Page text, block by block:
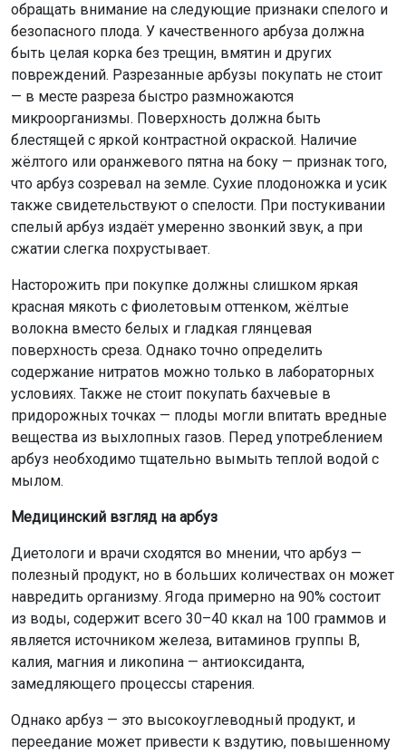
обращать внимание на следующие признаки спелого и
безопасного плода. У качественного арбуза должна
быть целая корка без трещин, вмятин и других
повреждений. Разрезанные арбузы покупать не стоит
— в месте разреза быстро размножаются
микроорганизмы. Поверхность должна быть
блестящей с яркой контрастной окраской. Наличие
жёлтого или оранжевого пятна на боку — признак того,
что арбуз созревал на земле. Сухие плодоножка и усик
также свидетельствуют о спелости. При постукивании
спелый арбуз издаёт умеренно звонкий звук, а при
сжатии слегка похрустывает.
Насторожить при покупке должны слишком яркая
красная мякоть с фиолетовым оттенком, жёлтые
волокна вместо белых и гладкая глянцевая
поверхность среза. Однако точно определить
содержание нитратов можно только в лабораторных
условиях. Также не стоит покупать бахчевые в
придорожных точках — плоды могли впитать вредные
вещества из выхлопных газов. Перед употреблением
арбуз необходимо тщательно вымыть теплой водой с
мылом.
Медицинский взгляд на арбуз
Диетологи и врачи сходятся во мнении, что арбуз —
полезный продукт, но в больших количествах он может
навредить организму. Ягода примерно на 90% состоит
из воды, содержит всего 30–40 ккал на 100 граммов и
является источником железа, витаминов группы В,
калия, магния и ликопина — антиоксиданта,
замедляющего процессы старения.
Однако арбуз — это высокоуглеводный продукт, и
переедание может привести к вздутию, повышенному